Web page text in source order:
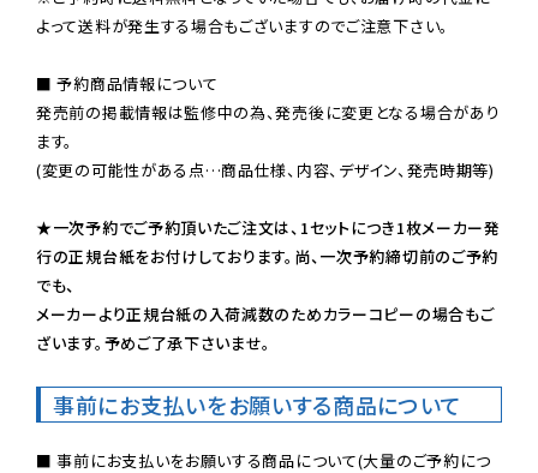
よって送料が発生する場合もございますのでご注意下さい。
■ 予約商品情報について
発売前の掲載情報は監修中の為、発売後に変更となる場合があり
ます。
(変更の可能性がある点…商品仕様、内容、デザイン、発売時期等)
★一次予約でご予約頂いたご注文は、1セットにつき1枚メーカー発
行の正規台紙をお付けしております。尚、一次予約締切前のご予約
でも、
メーカーより正規台紙の入荷減数のためカラーコピーの場合もご
ざいます。予めご了承下さいませ。
事前にお支払いをお願いする商品について
■ 事前にお支払いをお願いする商品について(大量のご予約につ